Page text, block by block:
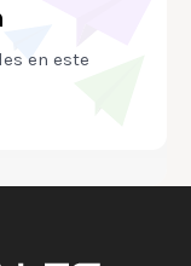
en este